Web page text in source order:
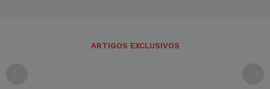
ARTIGOS EXCLUSIVOS